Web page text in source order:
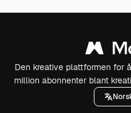
Den kreative plattformen for
million abonnenter blant